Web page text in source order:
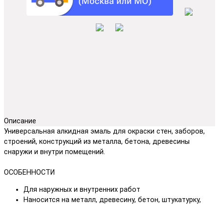
Описание
Универсальная алкидная эмаль для окраски стен, заборов,
строений, конструкций из металла, бетона, древесины
снаружи и внутри помещений.
ОСОБЕННОСТИ
Для наружных и внутренних работ
Наносится на металл, древесину, бетон, штукатурку,